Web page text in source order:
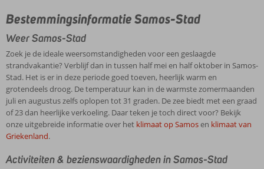
Bestemmingsinformatie Samos-Stad
Weer Samos-Stad
Zoek je de ideale weersomstandigheden voor een geslaagde
strandvakantie? Verblijf dan in tussen half mei en half oktober in Samos-
Stad. Het is er in deze periode goed toeven, heerlijk warm en
grotendeels droog. De temperatuur kan in de warmste zomermaanden
juli en augustus zelfs oplopen tot 31 graden. De zee biedt met een graad
of 23 dan heerlijke verkoeling. Daar teken je toch direct voor? Bekijk
onze uitgebreide informatie over het klimaat op Samosen klimaat van
Griekenland.
Activiteiten & bezienswaardigheden in Samos-Stad